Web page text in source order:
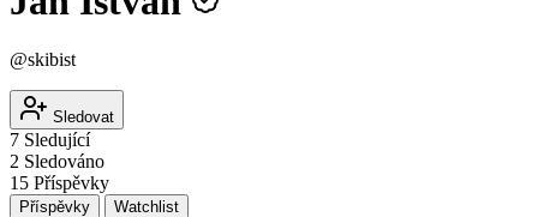
@skibist
Sledovat
7 Sledující
2 Sledováno
15 Příspěvky
Příspěvky Watchlist